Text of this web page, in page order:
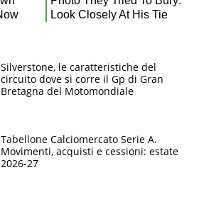
Silverstone, le caratteristiche del
circuito dove si corre il Gp di Gran
Bretagna del Motomondiale
Tabellone Calciomercato Serie A.
Movimenti, acquisti e cessioni: estate
2026-27